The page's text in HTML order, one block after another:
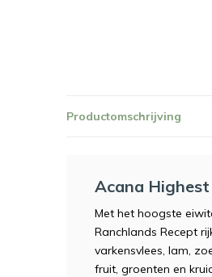
Productomschrijving
Acana
Met het hoogste
Ranchlands Recept
varkensvlees, lam,
fruit, groenten en